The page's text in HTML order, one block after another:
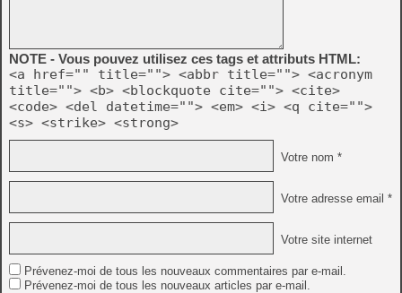
NOTE - Vous pouvez utilisez ces tags et attributs HTML:
<a href="" title=""> <abbr title=""> <acronym
title=""> <b> <blockquote cite=""> <cite>
<code> <del datetime=""> <em> <i> <q cite="">
<s> <strike> <strong>
Votre nom *
Votre adresse email *
Votre site internet
Prévenez-moi de tous les nouveaux commentaires par e-mail.
Prévenez-moi de tous les nouveaux articles par e-mail.